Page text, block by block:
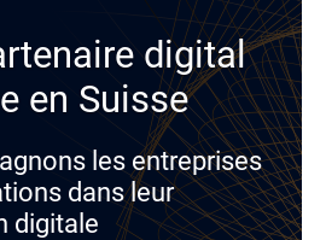
digital
en Suisse
les entreprises
dans leur
digitale